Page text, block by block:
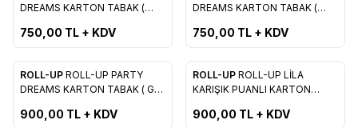
Favorilere Ekle
DREAMS KARTON TABAK (
750,00 TL + KDV
Favorilere Ekle
DREAMS KARTON TABAK (
750,00 TL + KDV
Favorilere Ekle
ROLL-UP ROLL-UP PARTY
DREAMS KARTON TABAK ( GRİ
900,00 TL + KDV
Favorilere Ekle
ROLL-UP ROLL-UP LİLA
KARIŞIK PUANLI KARTON
900,00 TL + KDV